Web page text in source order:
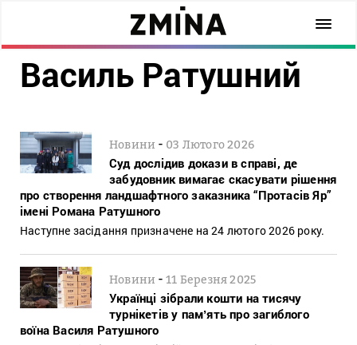
Василь Ратушний
Новини - 03 Лютого 2026
Суд дослідив докази в справі, де
забудовник вимагає скасувати рішення
про створення ландшафтного заказника “Протасів Яр”
імені Романа Ратушного
Наступне засідання призначене на 24 лютого 2026 року.
Новини -11 Березня 2025
Українці зібрали кошти на тисячу
турнікетів у памʼять про загиблого
воїна Василя Ратушного